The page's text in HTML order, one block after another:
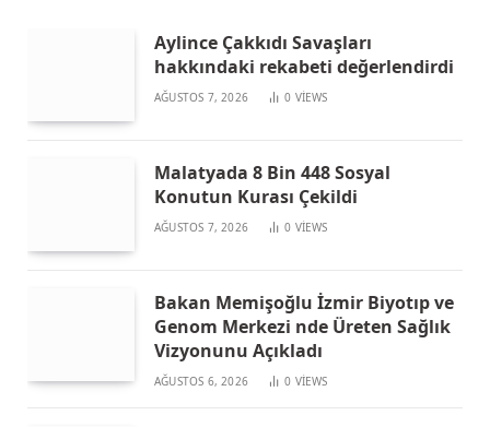
Aylince Çakkıdı Savaşları
hakkındaki rekabeti değerlendirdi
AĞUSTOS 7, 2026 0 VIEWS
Malatyada 8 Bin 448 Sosyal
Konutun Kurası Çekildi
AĞUSTOS 7, 2026 0 VIEWS
Bakan Memişoğlu İzmir Biyotıp ve
Genom Merkezi nde Üreten Sağlık
Vizyonunu Açıkladı
AĞUSTOS 6, 2026 0 VIEWS